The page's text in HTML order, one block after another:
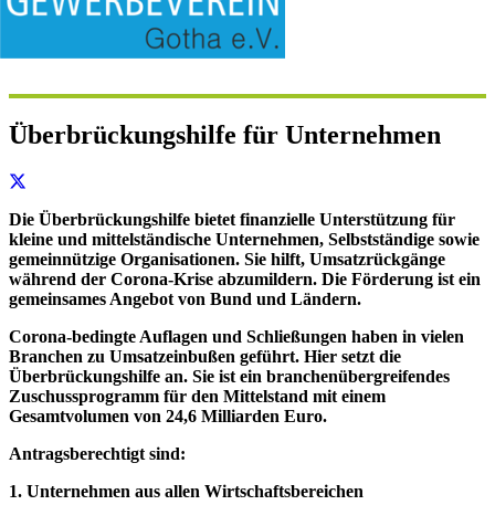
Überbrückungshilfe für Unternehmen
Die Überbrückungshilfe bietet finanzielle Unterstützung für
kleine und mittelständische Unternehmen, Selbstständige sowie
gemeinnützige Organisationen. Sie hilft, Umsatzrückgänge
während der Corona-Krise abzumildern. Die Förderung ist ein
gemeinsames Angebot von Bund und Ländern.
Corona-bedingte Auflagen und Schließungen haben in vielen
Branchen zu Umsatzeinbußen geführt. Hier setzt die
Überbrückungshilfe an. Sie ist ein branchenübergreifendes
Zuschussprogramm für den Mittelstand mit einem
Gesamtvolumen von 24,6 Milliarden Euro.
Antragsberechtigt sind:
1. Unternehmen aus allen Wirtschaftsbereichen